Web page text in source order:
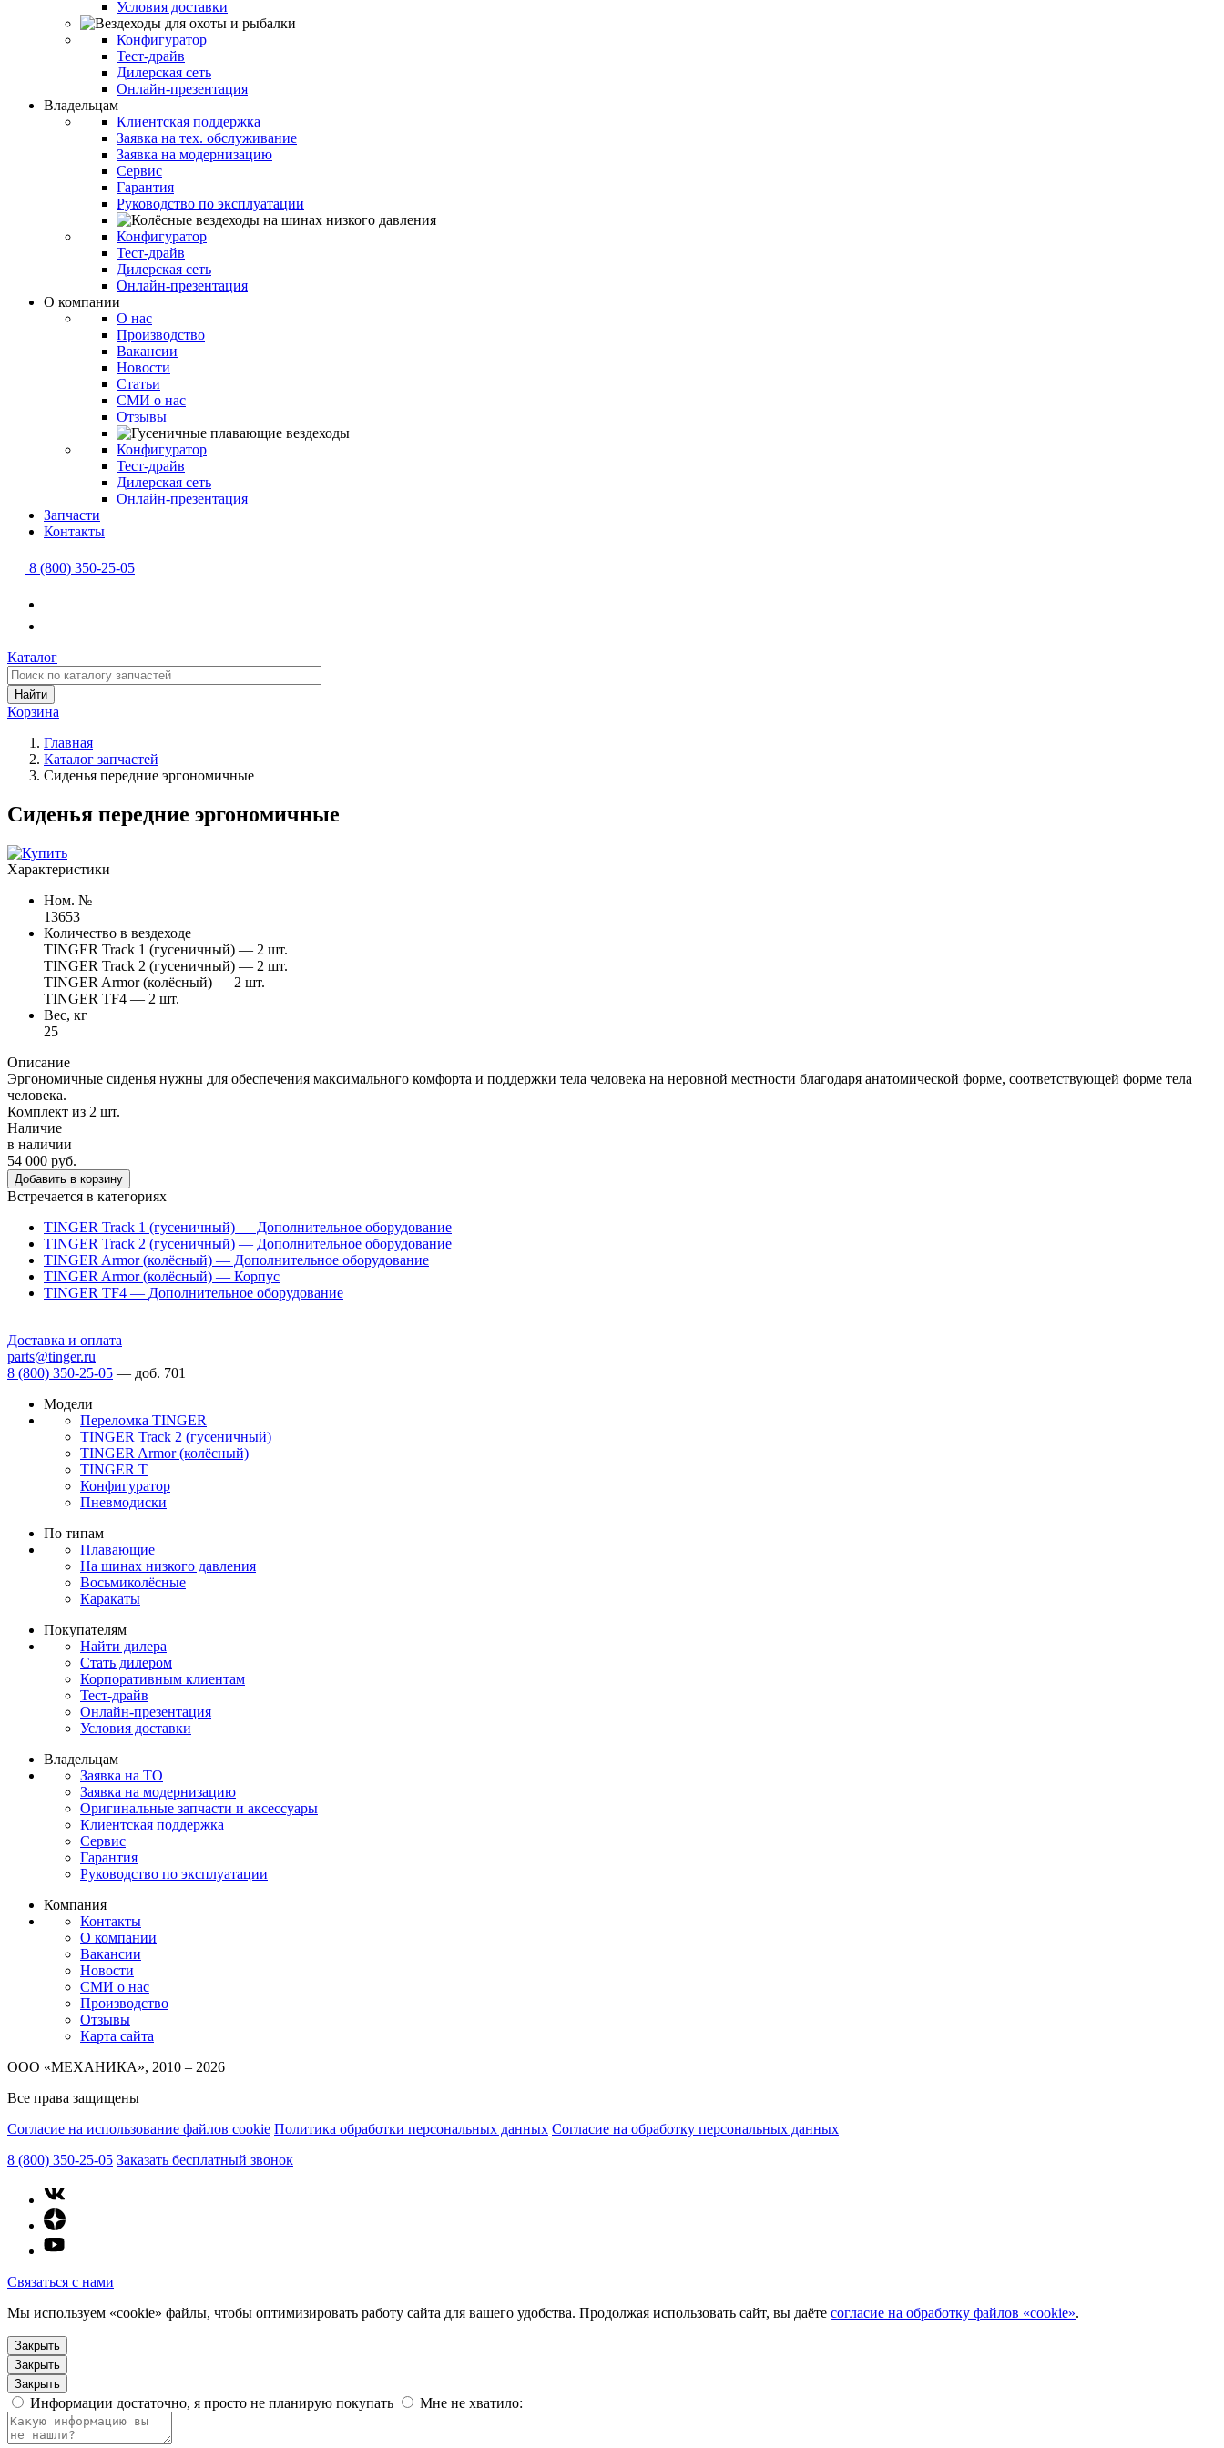
Условия доставки
Конфигуратор
Тест-драйв
Дилерская сеть
Онлайн-презентация
Владельцам
Клиентская поддержка
Заявка на тех. обслуживание
Заявка на модернизацию
Сервис
Гарантия
Руководство по эксплуатации
Конфигуратор
Тест-драйв
Дилерская сеть
Онлайн-презентация
О компании
О нас
Производство
Вакансии
Новости
Статьи
СМИ о нас
Отзывы
Конфигуратор
Тест-драйв
Дилерская сеть
Онлайн-презентация
Запчасти
Контакты
8 (800) 350-25-05
Каталог
Найти
Корзина
Главная
Каталог запчастей
Сиденья передние эргономичные
Сиденья передние эргономичные
Характеристики
Ном. №
13653
Количество в вездеходе
TINGER Track 1 (гусеничный) — 2 шт.
TINGER Track 2 (гусеничный) — 2 шт.
TINGER Armor (колёсный) — 2 шт.
TINGER TF4 — 2 шт.
Вес, кг
25
Описание
Эргономичные сиденья нужны для обеспечения максимального комфорта и поддержки тела человека на неровной местности благодаря анатомической форме, соответствующей форме тела
человека.
Комплект из 2 шт.
Наличие
в наличии
54 000 руб.
Добавить в корзину
Встречается в категориях
TINGER Track 1 (гусеничный) — Дополнительное оборудование
TINGER Track 2 (гусеничный) — Дополнительное оборудование
TINGER Armor (колёсный) — Дополнительное оборудование
TINGER Armor (колёсный) — Корпус
TINGER TF4 — Дополнительное оборудование
Доставка и оплата
parts@tinger.ru
8 (800) 350-25-05 — доб. 701
Модели
Переломка TINGER
TINGER Track 2 (гусеничный)
TINGER Armor (колёсный)
TINGER T
Конфигуратор
Пневмодиски
По типам
Плавающие
На шинах низкого давления
Восьмиколёсные
Каракаты
Покупателям
Найти дилера
Стать дилером
Корпоративным клиентам
Тест-драйв
Онлайн-презентация
Условия доставки
Владельцам
Заявка на ТО
Заявка на модернизацию
Оригинальные запчасти и аксессуары
Клиентская поддержка
Сервис
Гарантия
Руководство по эксплуатации
Компания
Контакты
О компании
Вакансии
Новости
СМИ о нас
Производство
Отзывы
Карта сайта
ООО «МЕХАНИКА», 2010 – 2026
Все права защищены
Согласие на использование файлов cookie Политика обработки персональных данных Согласие на обработку персональных данных
8 (800) 350-25-05 Заказать бесплатный звонок
Связаться с нами
Мы используем «cookie» файлы, чтобы оптимизировать работу сайта для вашего удобства. Продолжая использовать сайт, вы даёте согласие на обработку файлов «cookie».
Закрыть
Закрыть
Закрыть
Информации достаточно, я просто не планирую покупать Мне не хватило: